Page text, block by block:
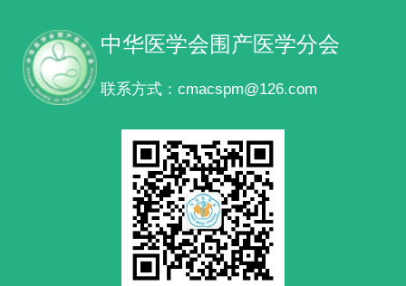
中华医学会围产医学分会
联系方式：cmacspm@126.com